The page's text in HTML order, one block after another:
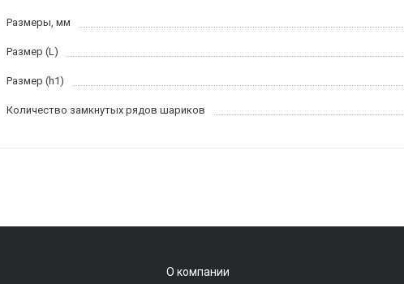
Размеры, мм
Размер (L)
Размер (h1)
Количество замкнутых рядов шариков
О компании